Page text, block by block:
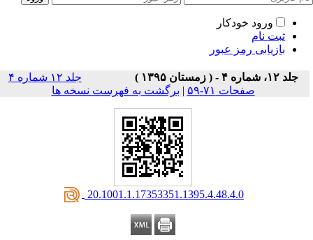
ورود خودکار
ثبت نام
بازیابی رمز عبور
جلد ۱۲، شماره ۴ - ( زمستان ۱۳۹۵ )
جلد ۱۲ شماره ۴
صفحات ۷۱-۵۹
| برگشت به فهرست نسخه ها
‎ 20.1001.1.17353351.1395.4.48.4.0